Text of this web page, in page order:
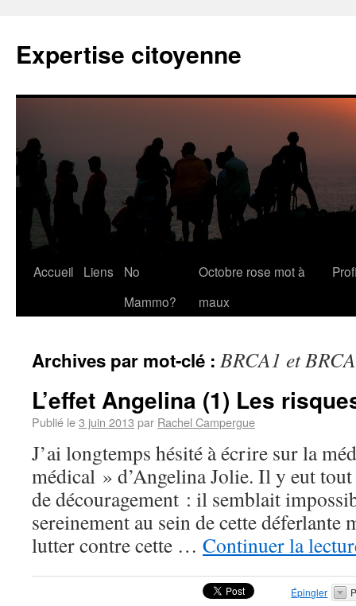
Expertise citoyenne
Accueil Liens
No
Mammo?
Octobre rose mot à
maux
Archives par mot-clé : BRCA1 et
L’effet Angelina (1) Les
Publié le3 juin 2013 par Rachel Campergue
J’ai longtemps hésité à écrire sur la
médical » d’Angelina Jolie. Il y eut
de découragement : il semblait
sereinement au sein de cette
lutter contre cette … Continuer la
Épingler